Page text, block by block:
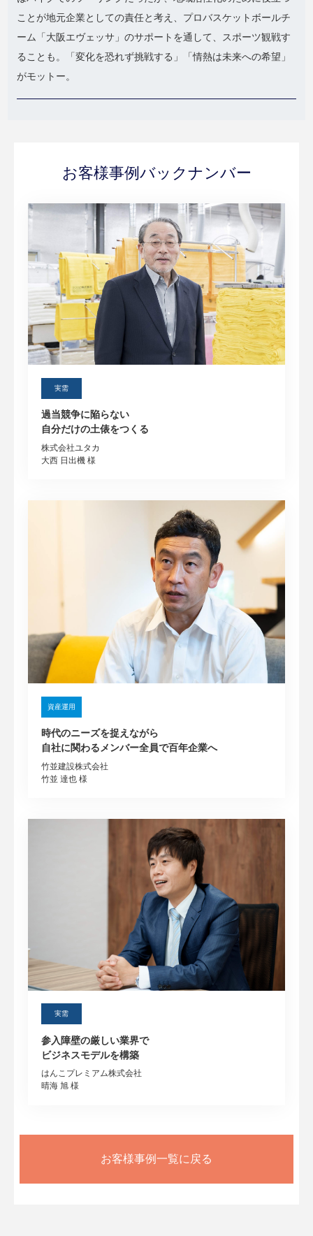
ことが地元企業としての責任と考え、プロバスケットボールチ
ーム「大阪エヴェッサ」のサポートを通して、スポーツ観戦す
ることも。「変化を恐れず挑戦する」「情熱は未来への希望」
がモットー。
お客様事例バックナンバー
実需
過当競争に陥らない
自分だけの土俵をつくる
株式会社ユタカ
大西 日出機 様
資産運用
時代のニーズを捉えながら
自社に関わるメンバー全員で百年企業へ
竹並建設株式会社
竹並 達也 様
実需
参入障壁の厳しい業界で
ビジネスモデルを構築
はんこプレミアム株式会社
晴海 旭 様
お客様事例一覧に戻る